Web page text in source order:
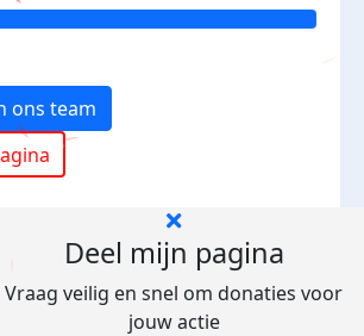
ons team
Deel mijn pagina
Vraag veilig en snel om donaties voor
jouw actie